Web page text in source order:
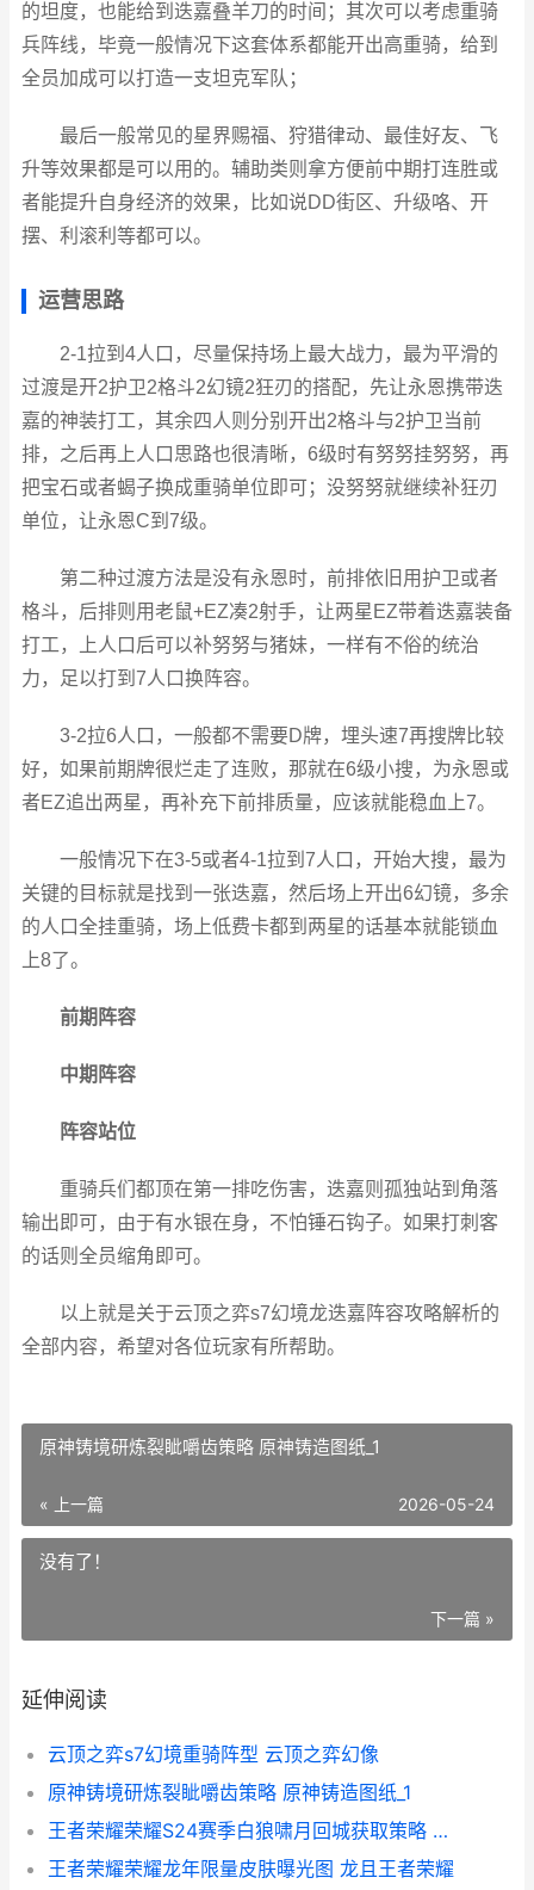
的坦度，也能给到迭嘉叠羊刀的时间；其次可以考虑重骑
兵阵线，毕竟一般情况下这套体系都能开出高重骑，给到
全员加成可以打造一支坦克军队；
最后一般常见的星界赐福、狩猎律动、最佳好友、飞
升等效果都是可以用的。辅助类则拿方便前中期打连胜或
者能提升自身经济的效果，比如说DD街区、升级咯、开
摆、利滚利等都可以。
运营思路
2-1拉到4人口，尽量保持场上最大战力，最为平滑的
过渡是开2护卫2格斗2幻镜2狂刃的搭配，先让永恩携带迭
嘉的神装打工，其余四人则分别开出2格斗与2护卫当前
排，之后再上人口思路也很清晰，6级时有努努挂努努，再
把宝石或者蝎子换成重骑单位即可；没努努就继续补狂刃
单位，让永恩C到7级。
第二种过渡方法是没有永恩时，前排依旧用护卫或者
格斗，后排则用老鼠+EZ凑2射手，让两星EZ带着迭嘉装备
打工，上人口后可以补努努与猪妹，一样有不俗的统治
力，足以打到7人口换阵容。
3-2拉6人口，一般都不需要D牌，埋头速7再搜牌比较
好，如果前期牌很烂走了连败，那就在6级小搜，为永恩或
者EZ追出两星，再补充下前排质量，应该就能稳血上7。
一般情况下在3-5或者4-1拉到7人口，开始大搜，最为
关键的目标就是找到一张迭嘉，然后场上开出6幻镜，多余
的人口全挂重骑，场上低费卡都到两星的话基本就能锁血
上8了。
前期阵容
中期阵容
阵容站位
重骑兵们都顶在第一排吃伤害，迭嘉则孤独站到角落
输出即可，由于有水银在身，不怕锤石钩子。如果打刺客
的话则全员缩角即可。
以上就是关于云顶之弈s7幻境龙迭嘉阵容攻略解析的
全部内容，希望对各位玩家有所帮助。
原神铸境研炼裂眦嚼齿策略 原神铸造图纸_1
« 上一篇 2026-05-24
没有了！
下一篇 »
延伸阅读
云顶之弈s7幻境重骑阵型 云顶之弈幻像
原神铸境研炼裂眦嚼齿策略 原神铸造图纸_1
王者荣耀荣耀S24赛季白狼啸月回城获取策略 王者荣耀荣耀水晶保底多少
王者荣耀荣耀龙年限量皮肤曝光图 龙且王者荣耀